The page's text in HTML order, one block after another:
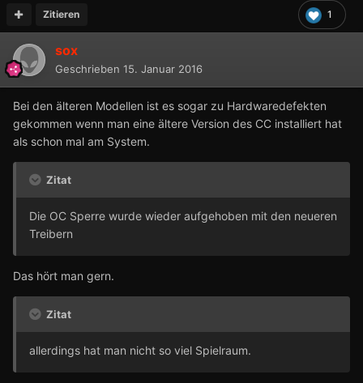
1
Zitieren
sox
Geschrieben 15. Januar 2016
Bei den älteren Modellen ist es sogar zu Hardwaredefekten
gekommen wenn man eine ältere Version des CC installiert hat
als schon mal am System.
Zitat
Die OC Sperre wurde wieder aufgehoben mit den neueren
Treibern
Das hört man gern.
Zitat
allerdings hat man nicht so viel Spielraum.